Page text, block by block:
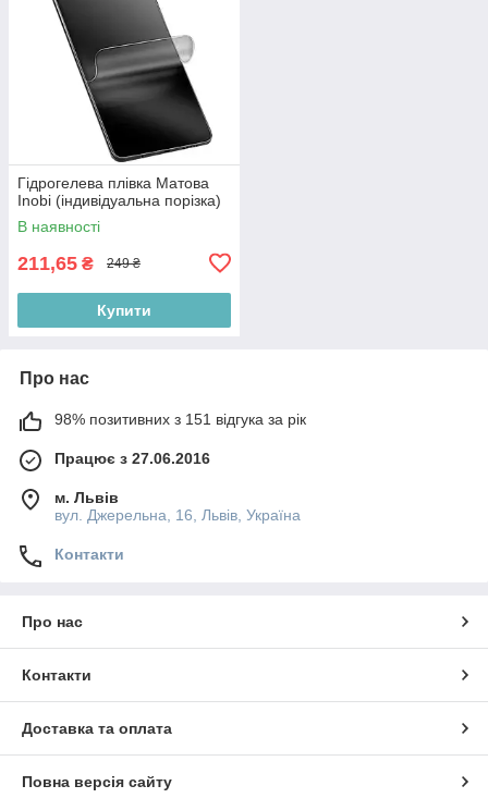
Гідрогелева плівка Матова
Inobi (індивідуальна порізка)
В наявності
211,65 ₴ 249 ₴
Купити
Про нас
98% позитивних з 151 відгука за рік
Працює з 27.06.2016
м. Львів
вул. Джерельна, 16, Львів, Україна
Контакти
Про нас
Контакти
Доставка та оплата
Повна версія сайту